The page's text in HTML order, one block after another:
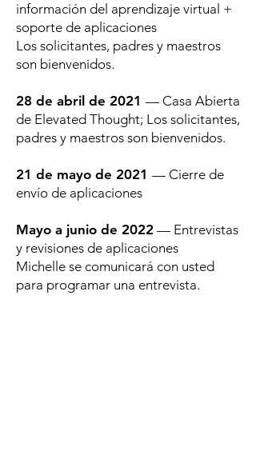
información del aprendizaje virtual +
soporte de aplicaciones
Los solicitantes, padres y maestros
son bienvenidos.
28 de abril de 2021 — Casa Abierta
de Elevated Thought; Los solicitantes,
padres y maestros son bienvenidos.
21 de mayo de 2021 — Cierre de
envío de aplicaciones
Mayo a junio de 2022 — Entrevistas
y revisiones de aplicaciones
Michelle se comunicará con usted
para programar una entrevista.